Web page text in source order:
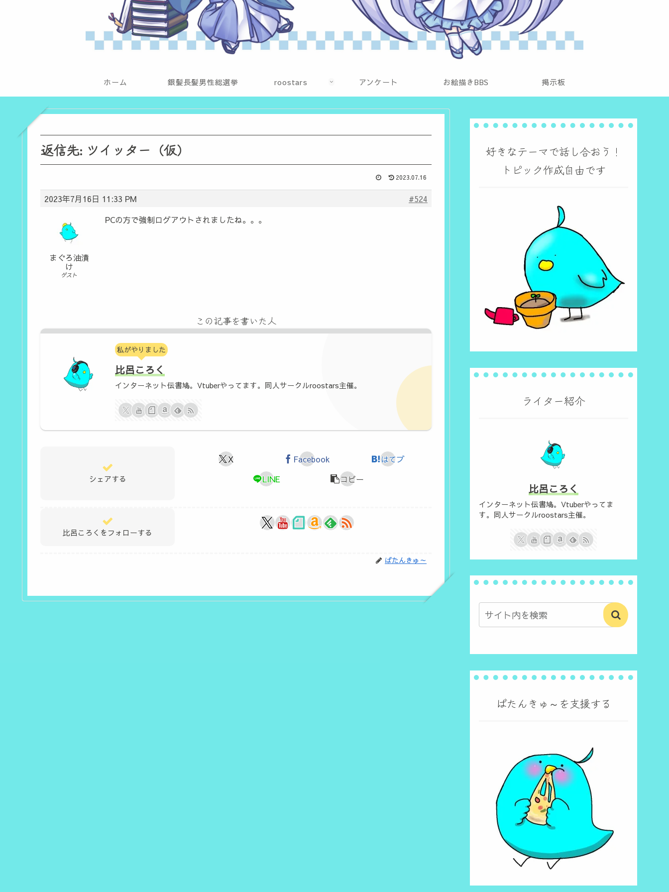
ホーム 銀髪長髪男性総選挙 roostars アンケート お絵描きBBS 掲示板
返信先: ツイッター（仮）
2023.07.16
2023年7月16日 11:33 PM #524
まぐろ油漬
け
ゲスト
PCの方で強制ログアウトされましたね。。。
この記事を書いた人
私がやりました
比呂ころく
インターネット伝書鳩。Vtuberやってます。同人サークルroostars主催。
シェアする
X Facebook
はてブ
LINE
コピー
比呂ころくをフォローする
ばたんきゅ～
好きなテーマで話し合おう！
トピック作成自由です
ライター紹介
比呂ころく
インターネット伝書鳩。Vtuberやってま
す。同人サークルroostars主催。
ばたんきゅ～を支援する